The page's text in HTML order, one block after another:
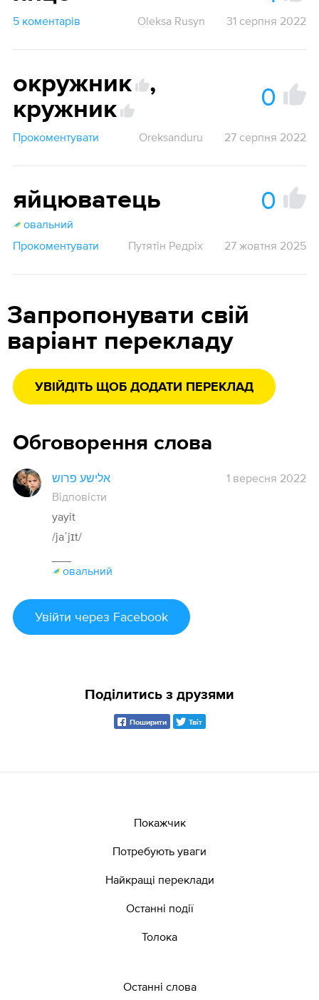
5 коментарів Oleksa Rusyn 31 серпня 2022
окружник
,
кружник
0
Прокоментувати Oreksanduru 27 серпня 2022
яйцюватець 0
овальний
Прокоментувати
Путятін Редріх 27 жовтня 2025
Запропонувати свій
варіант перекладу
УВІЙДІТЬ ЩОБ ДОДАТИ ПЕРЕКЛАД
Обговорення слова
אלישע פרוש
1 вересня 2022
Відповісти
yayit
/jaˈjɪt/
овальний
Увійти через Facebook
Поділитись з друзями
Поширити Твіт
Покажчик
Потребують уваги
Найкращі переклади
Останні події
Толока
Останні слова